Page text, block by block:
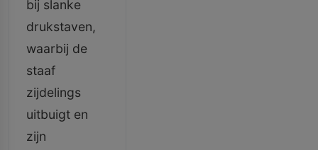
bij slanke
drukstaven,
waarbij de
staaf
zijdelings
uitbuigt en
zijn